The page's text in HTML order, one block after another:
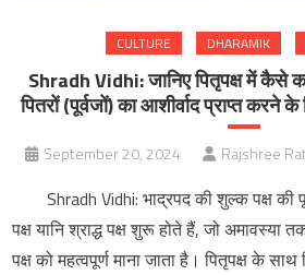
CULTURE DHARAMIK
Shradh Vidhi: जानिए पितृपक्ष में कैसे
पितरों (पूर्वजों) का आशीर्वाद प्राप्त करने
September 20, 2024 Rajshree
Shradh Vidhi: भाद्रपद की शुल्क पक्ष की
पक्ष यानि श्राद्ध पक्ष शुरू होते हैं, जो अमावस्या
पक्ष को महत्वपूर्ण माना जाता है। पितृपक्ष के